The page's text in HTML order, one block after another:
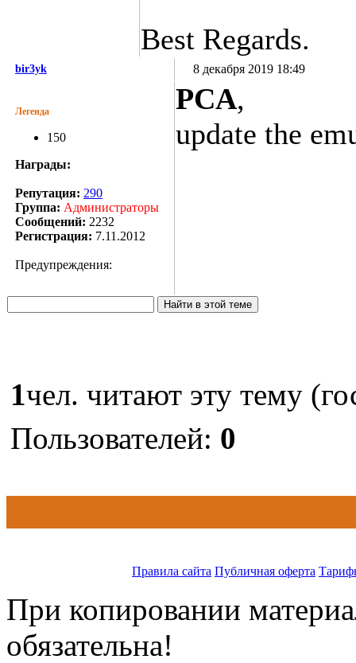
Best Regards.
bir3yk 8 декабря 2019 18:49
Легенда
150
Награды:
Репутация: 290
Группа: Администраторы
Сообщений: 2232
Регистрация: 7.11.2012
Предупреждения:
PCA,
update the
1чел. читают эту тему
Пользователей: 0
Правила сайта Публичная оферта
При копировании
обязательна!